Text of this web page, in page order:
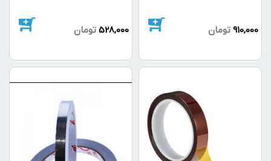
910,000 تومان 528,000 تومان